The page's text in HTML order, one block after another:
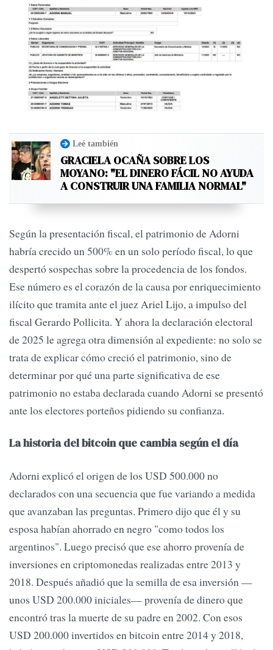
Leé también
GRACIELA OCAÑA SOBRE LOS
MOYANO: "EL DINERO FÁCIL NO AYUDA
A CONSTRUIR UNA FAMILIA NORMAL"
Según la presentación fiscal, el patrimonio de Adorni
habría crecido un 500% en un solo período fiscal, lo que
despertó sospechas sobre la procedencia de los fondos.
Ese número es el corazón de la causa por enriquecimiento
ilícito que tramita ante el juez Ariel Lijo, a impulso del
fiscal Gerardo Pollicita. Y ahora la declaración electoral
de 2025 le agrega otra dimensión al expediente: no solo se
trata de explicar cómo creció el patrimonio, sino de
determinar por qué una parte significativa de ese
patrimonio no estaba declarada cuando Adorni se presentó
ante los electores porteños pidiendo su confianza.
La historia del bitcoin que cambia según el día
Adorni explicó el origen de los USD 500.000 no
declarados con una secuencia que fue variando a medida
que avanzaban las preguntas. Primero dijo que él y su
esposa habían ahorrado en negro "como todos los
argentinos". Luego precisó que ese ahorro provenía de
inversiones en criptomonedas realizadas entre 2013 y
2018. Después añadió que la semilla de esa inversión —
unos USD 200.000 iniciales— provenía de dinero que
encontró tras la muerte de su padre en 2002. Con esos
USD 200.000 invertidos en bitcoin entre 2014 y 2018,